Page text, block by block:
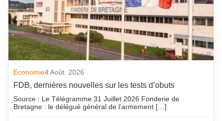
Economie4 Août. 2026
FDB, dernières nouvelles sur les tests d’obuts
Source : Le Télégramme 31 Juillet 2026 Fonderie de
Bretagne : le délégué général de l’armement […]